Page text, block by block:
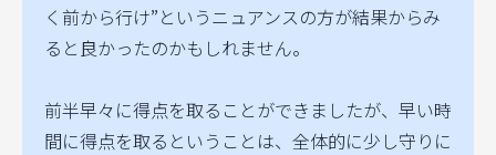
く前から行け”というニュアンスの方が結果からみ
ると良かったのかもしれません。
前半早々に得点を取ることができましたが、早い時
間に得点を取るということは、全体的に少し守りに